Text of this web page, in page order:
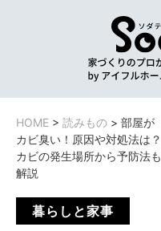
HOME > 読みもの > 部屋が
カビ臭い！原因や対処法は？
カビの発生場所から予防法も
解説
暮らしと家事